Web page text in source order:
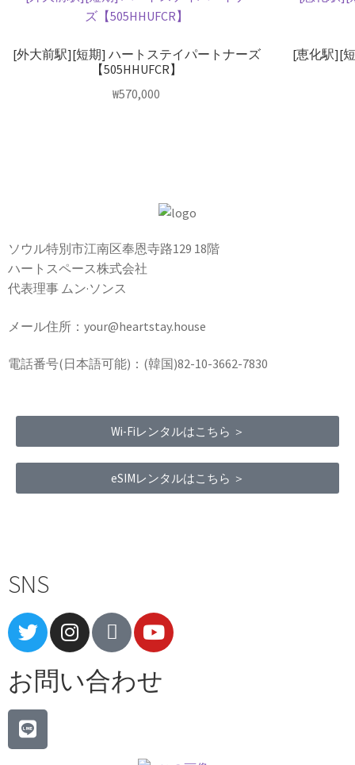
[外大前駅][短期] ハートステイパートナーズ
【505HHUFCR】
₩570,000
[恵化駅][
ソウル特別市江南区奉恩寺路129 18階
ハートスペース株式会社
代表理事 ムン·ソンス
メール住所：your@heartstay.house
電話番号(日本語可能)：(韓国)82-10-3662-7830
Wi-Fiレンタルはこちら ＞
eSIMレンタルはこちら ＞
SNS
お問い合わせ